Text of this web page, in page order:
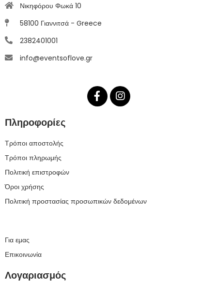
Νικηφόρου Φωκά 10
58100 Γιαννιτσά - Greece
2382401001
info@eventsoflove.gr
Πληροφορίες
Τρόποι αποστολής
Τρόποι πληρωμής
Πολιτική επιστροφών
Όροι χρήσης
Πολιτική προστασίας προσωπικών δεδομένων
Για εμας
Επικοινωνία
Λογαριασμός